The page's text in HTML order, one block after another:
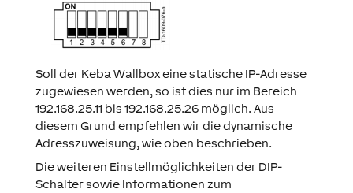
Soll der Keba Wallbox eine statische IP-Adresse
zugewiesen werden, so ist dies nur im Bereich
192.168.25.11 bis 192.168.25.26 möglich. Aus
diesem Grund empfehlen wir die dynamische
Adresszuweisung, wie oben beschrieben.
Die weiteren Einstellmöglichkeiten der DIP-
Schalter sowie Informationen zum